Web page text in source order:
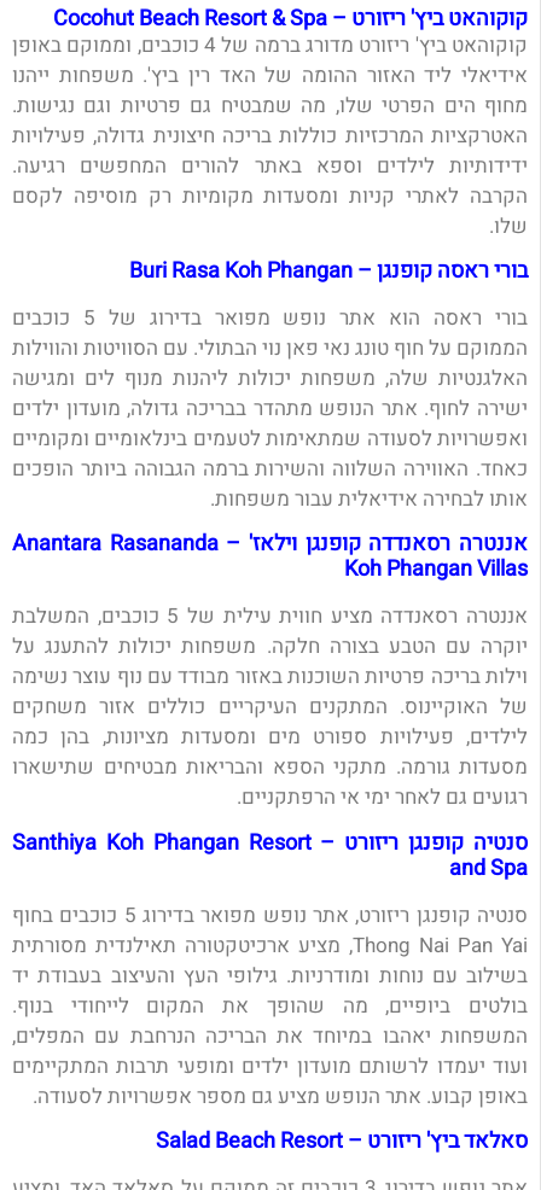
קוקוהאט ביץ' ריזורט – Cocohut Beach Resort & Spa
קוקוהאט ביץ' ריזורט מדורג ברמה של 4 כוכבים, וממוקם באופן
אידיאלי ליד האזור ההומה של האד רין ביץ'. משפחות ייהנו
מחוף הים הפרטי שלו, מה שמבטיח גם פרטיות וגם נגישות.
האטרקציות המרכזיות כוללות בריכה חיצונית גדולה, פעילויות
ידידותיות לילדים וספא באתר להורים המחפשים רגיעה.
הקרבה לאתרי קניות ומסעדות מקומיות רק מוסיפה לקסם
שלו.
בורי ראסה קופנגן – Buri Rasa Koh Phangan
בורי ראסה הוא אתר נופש מפואר בדירוג של 5 כוכבים
הממוקם על חוף טונג נאי פאן נוי הבתולי. עם הסוויטות והווילות
האלגנטיות שלה, משפחות יכולות ליהנות מנוף לים ומגישה
ישירה לחוף. אתר הנופש מתהדר בבריכה גדולה, מועדון ילדים
ואפשרויות לסעודה שמתאימות לטעמים בינלאומיים ומקומיים
כאחד. האווירה השלווה והשירות ברמה הגבוהה ביותר הופכים
אותו לבחירה אידיאלית עבור משפחות.
אננטרה רסאנדדה קופנגן וילאז' – Anantara Rasananda
Koh Phangan Villas
אננטרה רסאנדדה מציע חווית עילית של 5 כוכבים, המשלבת
יוקרה עם הטבע בצורה חלקה. משפחות יכולות להתענג על
וילות בריכה פרטיות השוכנות באזור מבודד עם נוף עוצר נשימה
של האוקיינוס. המתקנים העיקריים כוללים אזור משחקים
לילדים, פעילויות ספורט מים ומסעדות מציונות, בהן כמה
מסעדות גורמה. מתקני הספא והבריאות מבטיחים שתישארו
רגועים גם לאחר ימי אי הרפתקניים.
סנטיה קופנגן ריזורט – Santhiya Koh Phangan Resort
and Spa
סנטיה קופנגן ריזורט, אתר נופש מפואר בדירוג 5 כוכבים בחוף
Thong Nai Pan Yai, מציע ארכיטקטורה תאילנדית מסורתית
בשילוב עם נוחות ומודרניות. גילופי העץ והעיצוב בעבודת יד
בולטים ביופיים, מה שהופך את המקום לייחודי בנוף.
המשפחות יאהבו במיוחד את הבריכה הנרחבת עם המפלים,
ועוד יעמדו לרשותם מועדון ילדים ומופעי תרבות המתקיימים
באופן קבוע. אתר הנופש מציע גם מספר אפשרויות לסעודה.
סאלאד ביץ' ריזורט – Salad Beach Resort